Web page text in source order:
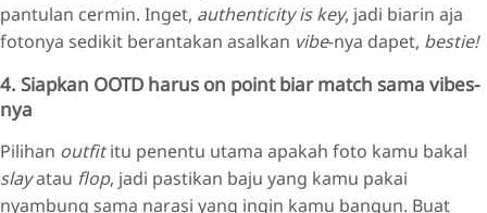
pantulan cermin. Inget, authenticity is key, jadi biarin aja
fotonya sedikit berantakan asalkan vibe-nya dapet, bestie!
4. Siapkan OOTD harus on point biar match sama vibes-
nya
Pilihan outfititu penentu utama apakah foto kamu bakal
slayatau flop, jadi pastikan baju yang kamu pakai
nyambung sama narasi yang ingin kamu bangun. Buat